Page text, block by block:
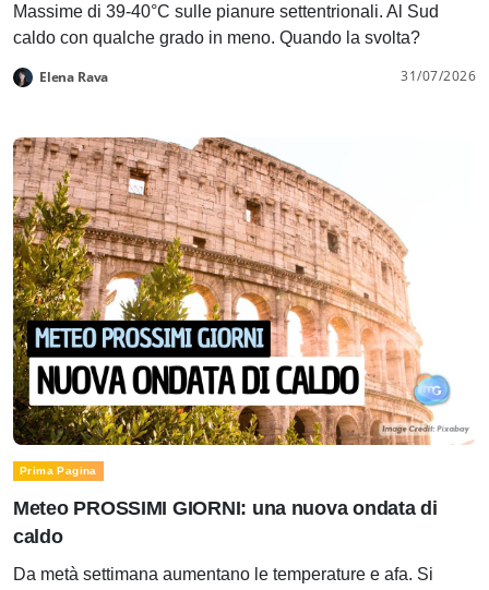
Massime di 39-40°C sulle pianure settentrionali. Al Sud
caldo con qualche grado in meno. Quando la svolta?
Elena Rava 31/07/2026
Prima Pagina
Meteo PROSSIMI GIORNI: una nuova ondata di
caldo
Da metà settimana aumentano le temperature e afa. Si